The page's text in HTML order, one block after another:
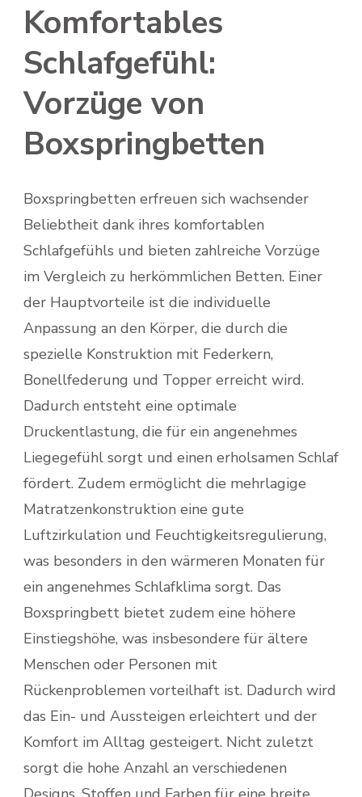
Komfortables
Schlafgefühl:
Vorzüge von
Boxspringbetten
Boxspringbetten erfreuen sich wachsender
Beliebtheit dank ihres komfortablen
Schlafgefühls und bieten zahlreiche Vorzüge
im Vergleich zu herkömmlichen Betten. Einer
der Hauptvorteile ist die individuelle
Anpassung an den Körper, die durch die
spezielle Konstruktion mit Federkern,
Bonellfederung und Topper erreicht wird.
Dadurch entsteht eine optimale
Druckentlastung, die für ein angenehmes
Liegegefühl sorgt und einen erholsamen Schlaf
fördert. Zudem ermöglicht die mehrlagige
Matratzenkonstruktion eine gute
Luftzirkulation und Feuchtigkeitsregulierung,
was besonders in den wärmeren Monaten für
ein angenehmes Schlafklima sorgt. Das
Boxspringbett bietet zudem eine höhere
Einstiegshöhe, was insbesondere für ältere
Menschen oder Personen mit
Rückenproblemen vorteilhaft ist. Dadurch wird
das Ein- und Aussteigen erleichtert und der
Komfort im Alltag gesteigert. Nicht zuletzt
sorgt die hohe Anzahl an verschiedenen